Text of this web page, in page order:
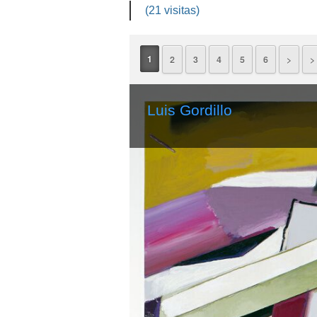
(21 visitas)
1 2 3 4 5 6 > >
Luis Gordillo